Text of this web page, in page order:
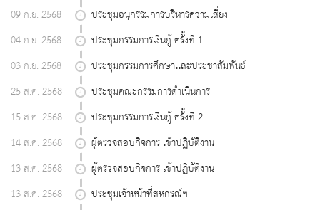
09 ก.ย. 2568
ประชุมอนุกรรมการบริหารความเสี่ยง
04 ก.ย. 2568
ประชุมกรรมการเงินกู้ ครั้งที่ 1
03 ก.ย. 2568
ประชุมกรรมการศึกษาเเละประชาสัมพันธ์
25 ส.ค. 2568
ประชุมคณะกรรมการดำเนินการ
15 ส.ค. 2568
ประชุมกรรมการเงินกู้ ครั้งที่ 2
14 ส.ค. 2568
ผู้ตรวจสอบกิจการ เข้าปฏิบัติงาน
13 ส.ค. 2568
ผู้ตรวจสอบกิจการ เข้าปฏิบัติงาน
13 ส.ค. 2568
ประชุมเจ้าหน้าที่สหกรณ์ฯ